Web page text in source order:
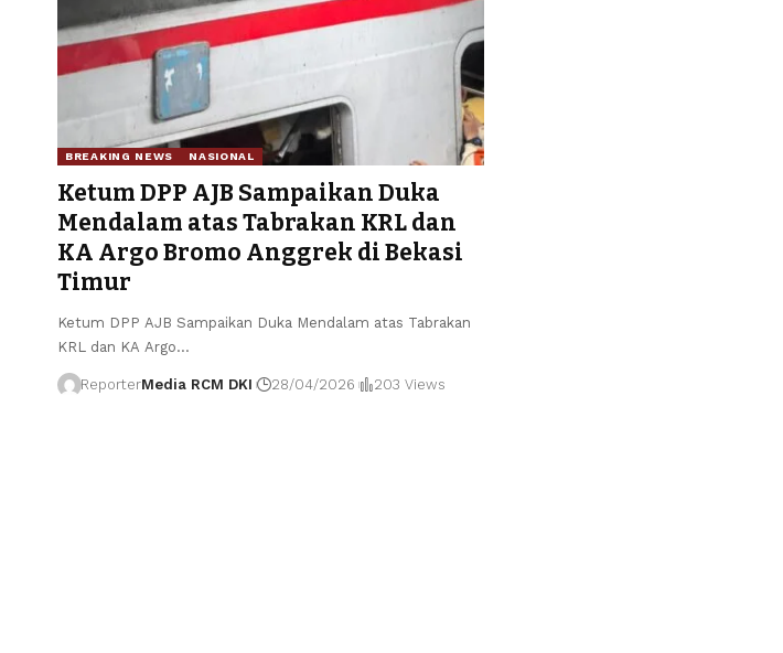
BREAKING NEWS NASIONAL
Ketum DPP AJB Sampaikan Duka
Mendalam atas Tabrakan KRL dan
KA Argo Bromo Anggrek di Bekasi
Timur
Ketum DPP AJB Sampaikan Duka Mendalam atas Tabrakan
KRL dan KA Argo…
ReporterMedia RCM DKI 28/04/2026 203 Views